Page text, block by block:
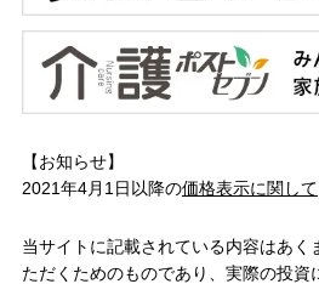
【お知らせ】
2021年4月1日以降の価格表示に関して
当サイトに記載されている内容はあく
ただくためのものであり、実際の投資